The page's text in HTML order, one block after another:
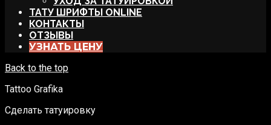
ТАТУ ШРИФТЫ ONLINE
КОНТАКТЫ
ОТЗЫВЫ
УЗНАТЬ ЦЕНУ
Back to the top
Tattoo Grafika
Сделать татуировку